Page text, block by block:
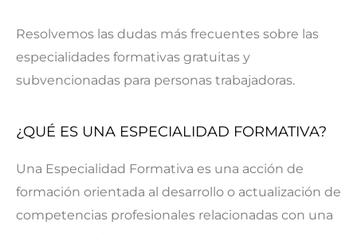
Resolvemos las dudas más frecuentes sobre las
especialidades formativas gratuitas y
subvencionadas para personas trabajadoras.
¿QUÉ ES UNA ESPECIALIDAD FORMATIVA?
Una Especialidad Formativa es una acción de
formación orientada al desarrollo o actualización de
competencias profesionales relacionadas con una